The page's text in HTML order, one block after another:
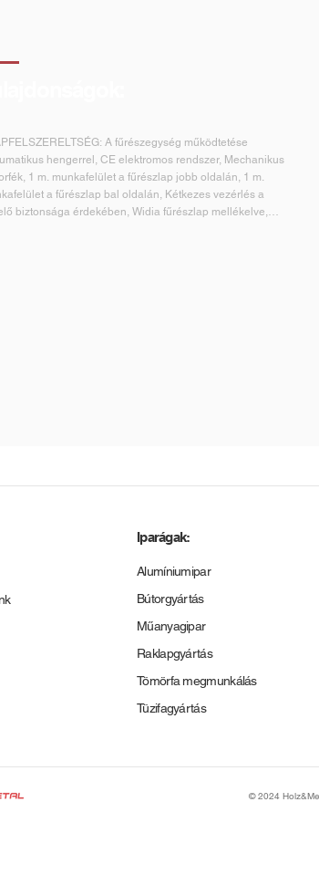
A fűrészegység működtetése
hengerrel, CE elektromos rendszer, Mechanikus
1 m. munkafelület a fűrészlap jobb oldalán, 1 m.
a fűrészlap bal oldalán, Kétkezes vezérlés a
biztonsága érdekében, Widia fűrészlap mellékelve,
Iparágak:
Alumíniumipar
Bútorgyártás
Műanyagipar
Raklapgyártás
Tömörfa megmunkálás
Tüzifagyártás
© 2024